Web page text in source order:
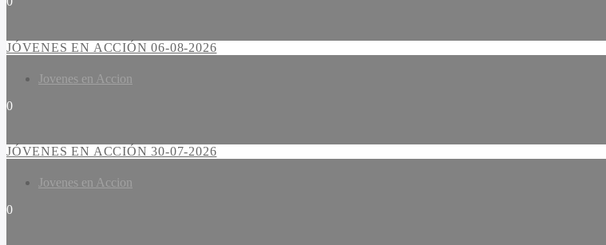
JÓVENES EN ACCIÓN 06-08-2026
Jovenes en Accion
0
JÓVENES EN ACCIÓN 30-07-2026
Jovenes en Accion
0